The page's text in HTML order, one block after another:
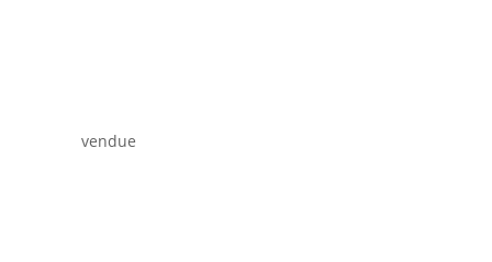
vendue